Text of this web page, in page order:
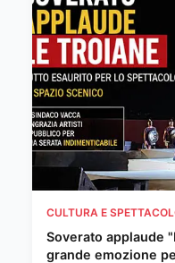
CULTURA E
Soverato applaude
grande emozione